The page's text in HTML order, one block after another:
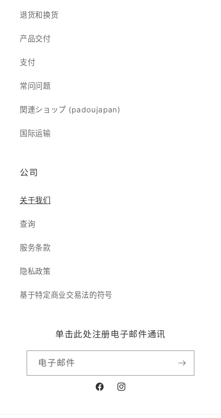
退货和换货
产品交付
支付
常问问题
関連ショップ (padoujapan)
国际运输
公司
关于我们
查询
服务条款
隐私政策
基于特定商业交易法的符号
单击此处注册电子邮件通讯
电子邮件
FacebookInstagram